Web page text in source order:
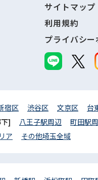
サイトマップ
利用規約
プライバシー
宿区 渋谷区 文京区 台
下] 八王子駅周辺 町田駅
ア その他埼玉全域